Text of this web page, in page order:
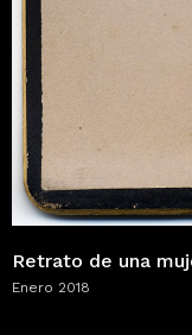
Retrato de una
Enero 2018